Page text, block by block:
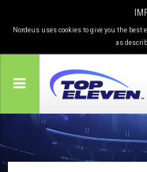
Nordeus uses cookies to give you the
as